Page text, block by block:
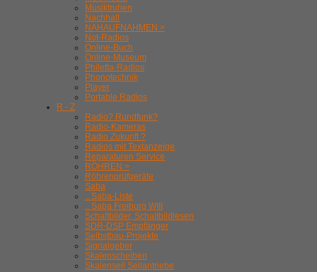
Musiktruhen
Nachhall
NAHAUFNAHMEN >
Not-Radios
Online-Buch
Online-Museum
Philetta-Radios
Phonotechnik
Player
Portable Radios
R - Z
Radio? Rundfunk?
Radio-Kameras
Radio Zukunft ?
Radios mit Textanzeige
Reparaturen Service
RÖHREN >
Röhrenprüfgeräte
Saba
.. Saba-Liste
.. Saba Freiburg WIII
Schaltbilder, Schaltbildlesen
SDR-DSP Empfänger
Selbstbau-Projekte
Signalgeber
Skalenscheiben
Skalenseil Seilantriebe